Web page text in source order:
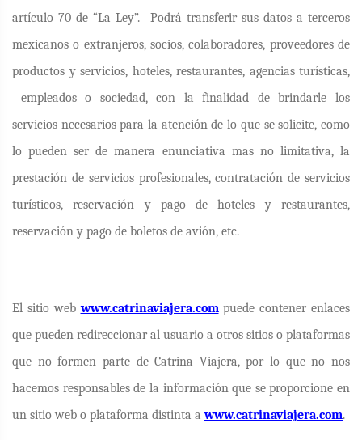
artículo 70 de “La Ley”. Podrá transferir sus datos a terceros
mexicanos o extranjeros, socios, colaboradores, proveedores de
productos y servicios, hoteles, restaurantes, agencias turísticas,
empleados o sociedad, con la finalidad de brindarle los
servicios necesarios para la atención de lo que se solicite, como
lo pueden ser de manera enunciativa mas no limitativa, la
prestación de servicios profesionales, contratación de servicios
turísticos, reservación y pago de hoteles y restaurantes,
reservación y pago de boletos de avión, etc.
El sitio webwww.catrinaviajera.compuede contener enlaces
que pueden redireccionar al usuario a otros sitios o plataformas
que no formen parte de Catrina Viajera, por lo que no nos
hacemos responsables de la información que se proporcione en
un sitio web o plataforma distinta awww.catrinaviajera.com.